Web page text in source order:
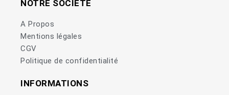
NOTRE SOCIETE
A Propos
Mentions légales
CGV
Politique de confidentialité
INFORMATIONS